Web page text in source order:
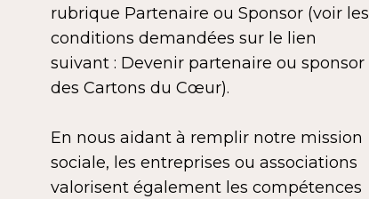
rubrique Partenaire ou Sponsor (voir les
conditions demandées sur le lien
suivant : Devenir partenaire ou sponsor
des Cartons du Cœur).
En nous aidant à remplir notre mission
sociale, les entreprises ou associations
valorisent également les compétences